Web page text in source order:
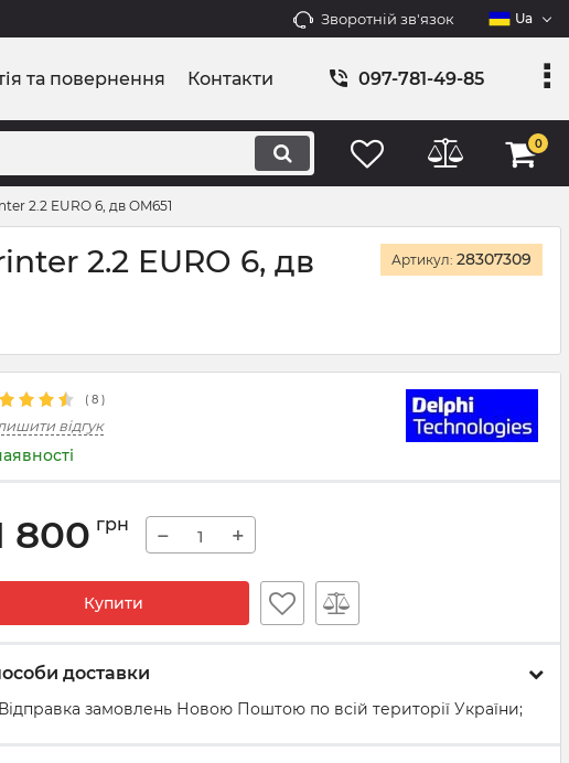
Зворотній зв'язок Ua
та повернення Контакти 097-781-49-85
0
2.2 EURO 6, дв OM651
2.2 EURO 6, дв
Артикул: 28307309
( 8 )
відгук
800 грн − +
Купити
доставки
Відправка замовлень Новою Поштою по всій території України;